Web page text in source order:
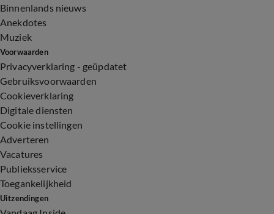
Binnenlands nieuws
Anekdotes
Muziek
Voorwaarden
Privacyverklaring - geüpdatet
Gebruiksvoorwaarden
Cookieverklaring
Digitale diensten
Cookie instellingen
Adverteren
Vacatures
Publieksservice
Toegankelijkheid
Uitzendingen